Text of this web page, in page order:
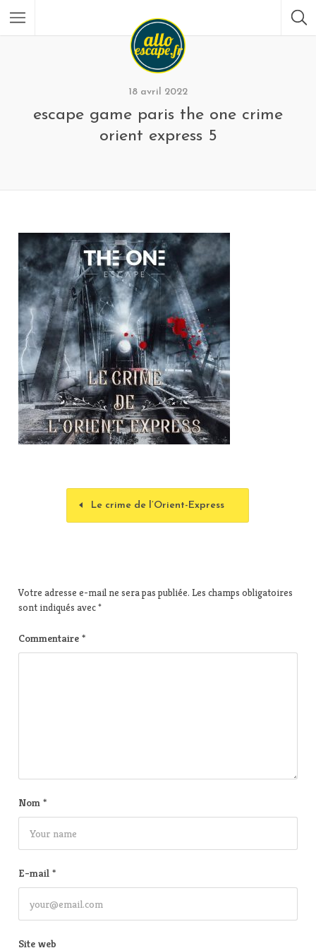
18 avril 2022
escape game paris the one crime
orient express 5
Le crime de l’Orient-Express
Votre adresse e-mail ne sera pas publiée. Les champs obligatoires
sont indiqués avec*
Commentaire *
Nom *
E-mail *
Site web